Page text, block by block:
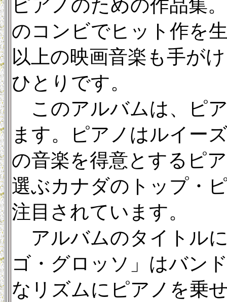
ピアノのための作品集
のコンビでヒット作を
以上の映画音楽も手が
ひとりです。
このアルバムは、ピ
ます。ピアノはルイー
の音楽を得意とするピ
選ぶカナダのトップ・
注目されています。
アルバムのタイトル
ゴ・グロッソ」はバン
なリズムにピアノを乗